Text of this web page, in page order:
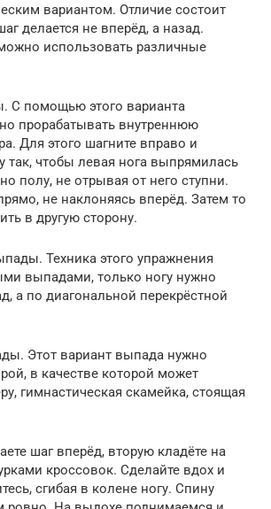
вариантом. Отличие состоит
делается не вперёд, а назад.
использовать различные
С помощью этого варианта
прорабатывать внутреннюю
Для этого шагните вправо и
так, чтобы левая нога выпрямилась
полу, не отрывая от него ступни.
не наклоняясь вперёд. Затем то
в другую сторону.
Техника этого упражнения
выпадами, только ногу нужно
а по диагональной перекрёстной
Этот вариант выпада нужно
в качестве которой может
гимнастическая скамейка, стоящая
шаг вперёд, вторую кладёте на
кроссовок. Сделайте вдох и
сгибая в колене ногу. Спину